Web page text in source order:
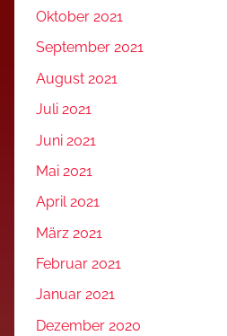
Oktober 2021
September 2021
August 2021
Juli 2021
Juni 2021
Mai 2021
April 2021
März 2021
Februar 2021
Januar 2021
Dezember 2020